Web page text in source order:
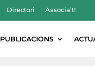
Directori Associa’t!
PUBLICACIONS